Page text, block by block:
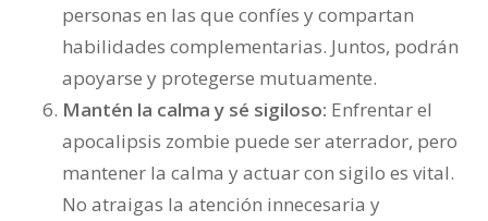
personas en las que confíes y compartan
habilidades complementarias. Juntos, podrán
apoyarse y protegerse mutuamente.
Mantén la calma y sé sigiloso: Enfrentar el
apocalipsis zombie puede ser aterrador, pero
mantener la calma y actuar con sigilo es vital.
No atraigas la atención innecesaria y